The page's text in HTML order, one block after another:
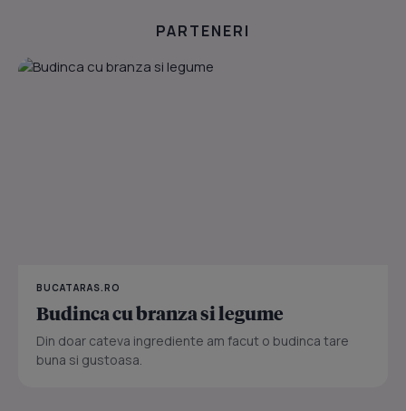
PARTENERI
BUCATARAS.RO
Budinca cu branza si legume
Din doar cateva ingrediente am facut o budinca tare
buna si gustoasa.